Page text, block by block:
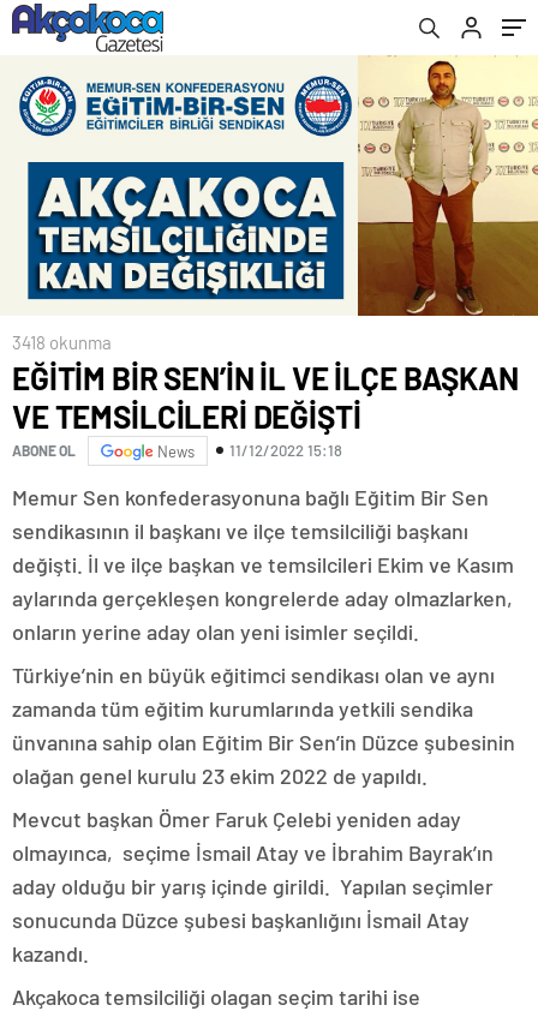
3418 okunma
EĞİTİM BİR SEN’İN İL VE İLÇE BAŞKAN
VE TEMSİLCİLERİ DEĞİŞTİ
ABONE OL News 11/12/2022 15:18
Memur Sen konfederasyonuna bağlı Eğitim Bir Sen
sendikasının il başkanı ve ilçe temsilciliği başkanı
değişti. İl ve ilçe başkan ve temsilcileri Ekim ve Kasım
aylarında gerçekleşen kongrelerde aday olmazlarken,
onların yerine aday olan yeni isimler seçildi.
Türkiye’nin en büyük eğitimci sendikası olan ve aynı
zamanda tüm eğitim kurumlarında yetkili sendika
ünvanına sahip olan Eğitim Bir Sen’in Düzce şubesinin
olağan genel kurulu 23 ekim 2022 de yapıldı.
Mevcut başkan Ömer Faruk Çelebi yeniden aday
olmayınca, seçime İsmail Atay ve İbrahim Bayrak’ın
aday olduğu bir yarış içinde girildi. Yapılan seçimler
sonucunda Düzce şubesi başkanlığını İsmail Atay
kazandı.
Akçakoca temsilciliği olagan seçim tarihi ise